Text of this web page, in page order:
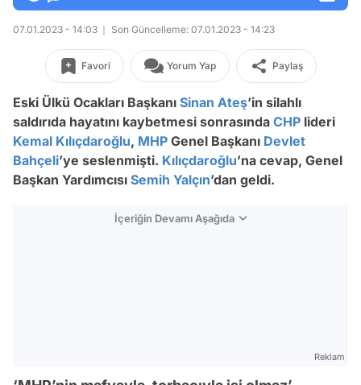
07.01.2023 - 14:03 Son Güncelleme: 07.01.2023 - 14:23
Favori Yorum Yap Paylaş
Eski Ülkü Ocakları Başkanı Sinan Ateş’in silahlı
saldırıda hayatını kaybetmesi sonrasında CHP lideri
Kemal Kılıçdaroğlu, MHP Genel Başkanı Devlet
Bahçeli’ye seslenmişti. Kılıçdaroğlu’na cevap, Genel
Başkan Yardımcısı Semih Yalçın’dan geldi.
İçeriğin Devamı Aşağıda
Reklam